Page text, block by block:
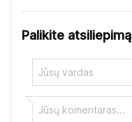
Palikite atsiliepimą